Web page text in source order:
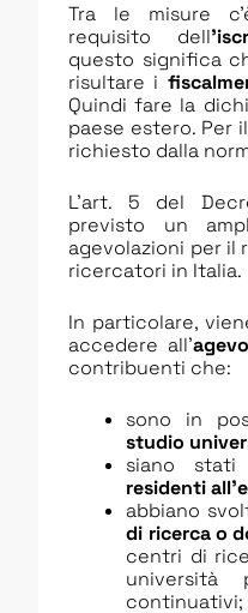
Tra le misure
requisito dell
questo significa
risultare i
Quindi fare la
paese estero. Per
richiesto dalla
L’art. 5 del
previsto un
agevolazioni per
ricercatori in Italia.
In particolare,
accedere all’
contribuenti che:
sono in
studio
siano stati
residenti
abbiano
di ricerca o
centri di
continuativi;